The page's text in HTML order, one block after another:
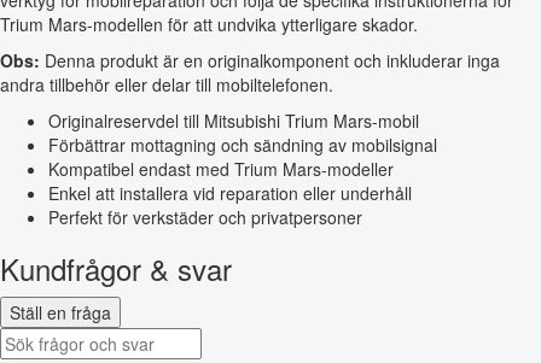
Trium Mars-modellen för att undvika ytterligare skador.
Obs: Denna produkt är en originalkomponent och inkluderar inga
andra tillbehör eller delar till mobiltelefonen.
Originalreservdel till Mitsubishi Trium Mars-mobil
Förbättrar mottagning och sändning av mobilsignal
Kompatibel endast med Trium Mars-modeller
Enkel att installera vid reparation eller underhåll
Perfekt för verkstäder och privatpersoner
Kundfrågor & svar
Ställ en fråga